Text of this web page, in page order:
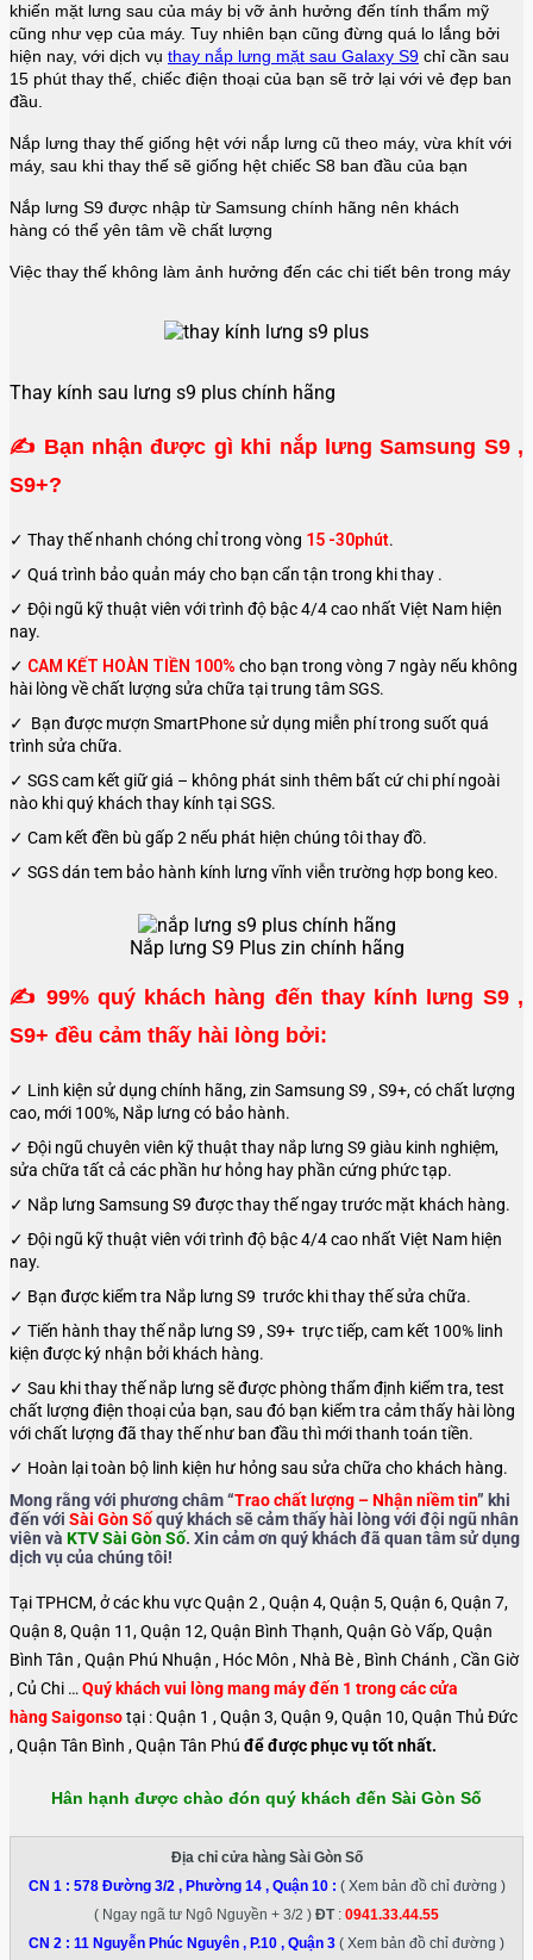
khiến mặt lưng sau của máy bị vỡ ảnh hưởng đến tính thẩm mỹ
cũng như vẹp của máy. Tuy nhiên bạn cũng đừng quá lo lắng bởi
hiện nay, với dịch vụ thay nắp lưng mặt sau Galaxy S9 chỉ cần sau
15 phút thay thế, chiếc điện thoại của bạn sẽ trở lại với vẻ đẹp ban
đầu.
Nắp lưng thay thế giống hệt với nắp lưng cũ theo máy, vừa khít với
máy, sau khi thay thế sẽ giống hệt chiếc S8 ban đầu của bạn
Nắp lưng S9 được nhập từ Samsung chính hãng nên khách
hàng có thể yên tâm về chất lượng
Việc thay thế không làm ảnh hưởng đến các chi tiết bên trong máy
Thay kính sau lưng s9 plus chính hãng
✍ Bạn nhận được gì khi nắp lưng Samsung S9 ,
S9+?
✓ Thay thế nhanh chóng chỉ trong vòng 15 -30phút.
✓ Quá trình bảo quản máy cho bạn cẩn tận trong khi thay .
✓ Đội ngũ kỹ thuật viên với trình độ bậc 4/4 cao nhất Việt Nam hiện
nay.
✓ CAM KẾT HOÀN TIỀN 100% cho bạn trong vòng 7 ngày nếu không
hài lòng về chất lượng sửa chữa tại trung tâm SGS.
✓ Bạn được mượn SmartPhone sử dụng miễn phí trong suốt quá
trình sửa chữa.
✓ SGS cam kết giữ giá – không phát sinh thêm bất cứ chi phí ngoài
nào khi quý khách thay kính tại SGS.
✓ Cam kết đền bù gấp 2 nếu phát hiện chúng tôi thay đồ.
✓ SGS dán tem bảo hành kính lưng vĩnh viễn trường hợp bong keo.
Nắp lưng S9 Plus zin chính hãng
✍ 99% quý khách hàng đến thay kính lưng S9 ,
S9+ đều cảm thấy hài lòng bởi:
✓ Linh kiện sử dụng chính hãng, zin Samsung S9 , S9+, có chất lượng
cao, mới 100%, Nắp lưng có bảo hành.
✓ Đội ngũ chuyên viên kỹ thuật thay nắp lưng S9 giàu kinh nghiệm,
sửa chữa tất cả các phần hư hỏng hay phần cứng phức tạp.
✓ Nắp lưng Samsung S9 được thay thế ngay trước mặt khách hàng.
✓ Đội ngũ kỹ thuật viên với trình độ bậc 4/4 cao nhất Việt Nam hiện
nay.
✓ Bạn được kiểm tra Nắp lưng S9 trước khi thay thế sửa chữa.
✓ Tiến hành thay thế nắp lưng S9 , S9+ trực tiếp, cam kết 100% linh
kiện được ký nhận bởi khách hàng.
✓ Sau khi thay thế nắp lưng sẽ được phòng thẩm định kiểm tra, test
chất lượng điện thoại của bạn, sau đó bạn kiểm tra cảm thấy hài lòng
với chất lượng đã thay thế như ban đầu thì mới thanh toán tiền.
✓ Hoàn lại toàn bộ linh kiện hư hỏng sau sửa chữa cho khách hàng.
Mong rằng với phương châm “Trao chất lượng – Nhận niềm tin” khi
đến với Sài Gòn Sốquý khách sẽ cảm thấy hài lòng với đội ngũ nhân
viên và KTV Sài Gòn Số. Xin cảm ơn quý khách đã quan tâm sử dụng
dịch vụ của chúng tôi!
Tại TPHCM, ở các khu vực Quận 2 , Quận 4, Quận 5, Quận 6, Quận 7,
Quận 8, Quận 11, Quận 12, Quận Bình Thạnh, Quận Gò Vấp, Quận
Bình Tân , Quận Phú Nhuận , Hóc Môn , Nhà Bè , Bình Chánh , Cần Giờ
, Củ Chi …Quý khách vui lòng mang máy đến 1 trong các cửa
hàng Saigonsotại : Quận 1 , Quận 3, Quận 9, Quận 10, Quận Thủ Đức
, Quận Tân Bình , Quận Tân Phú để được phục vụ tốt nhất.
Hân hạnh được chào đón quý khách đến Sài Gòn Số
Địa chỉ cửa hàng Sài Gòn Số
CN 1 : 578 Đường 3/2 , Phường 14 , Quận 10: ( Xem bản đồ chỉ đường )
( Ngay ngã tư Ngô Nguyền + 3/2 ) ĐT: 0941.33.44.55
CN 2 : 11 Nguyễn Phúc Nguyên , P.10 , Quận 3 ( Xem bản đồ chỉ đường )